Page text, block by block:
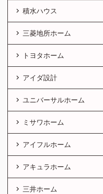
積水ハウス
三菱地所ホーム
トヨタホーム
アイダ設計
ユニバーサルホーム
ミサワホーム
アイフルホーム
アキュラホーム
三井ホーム